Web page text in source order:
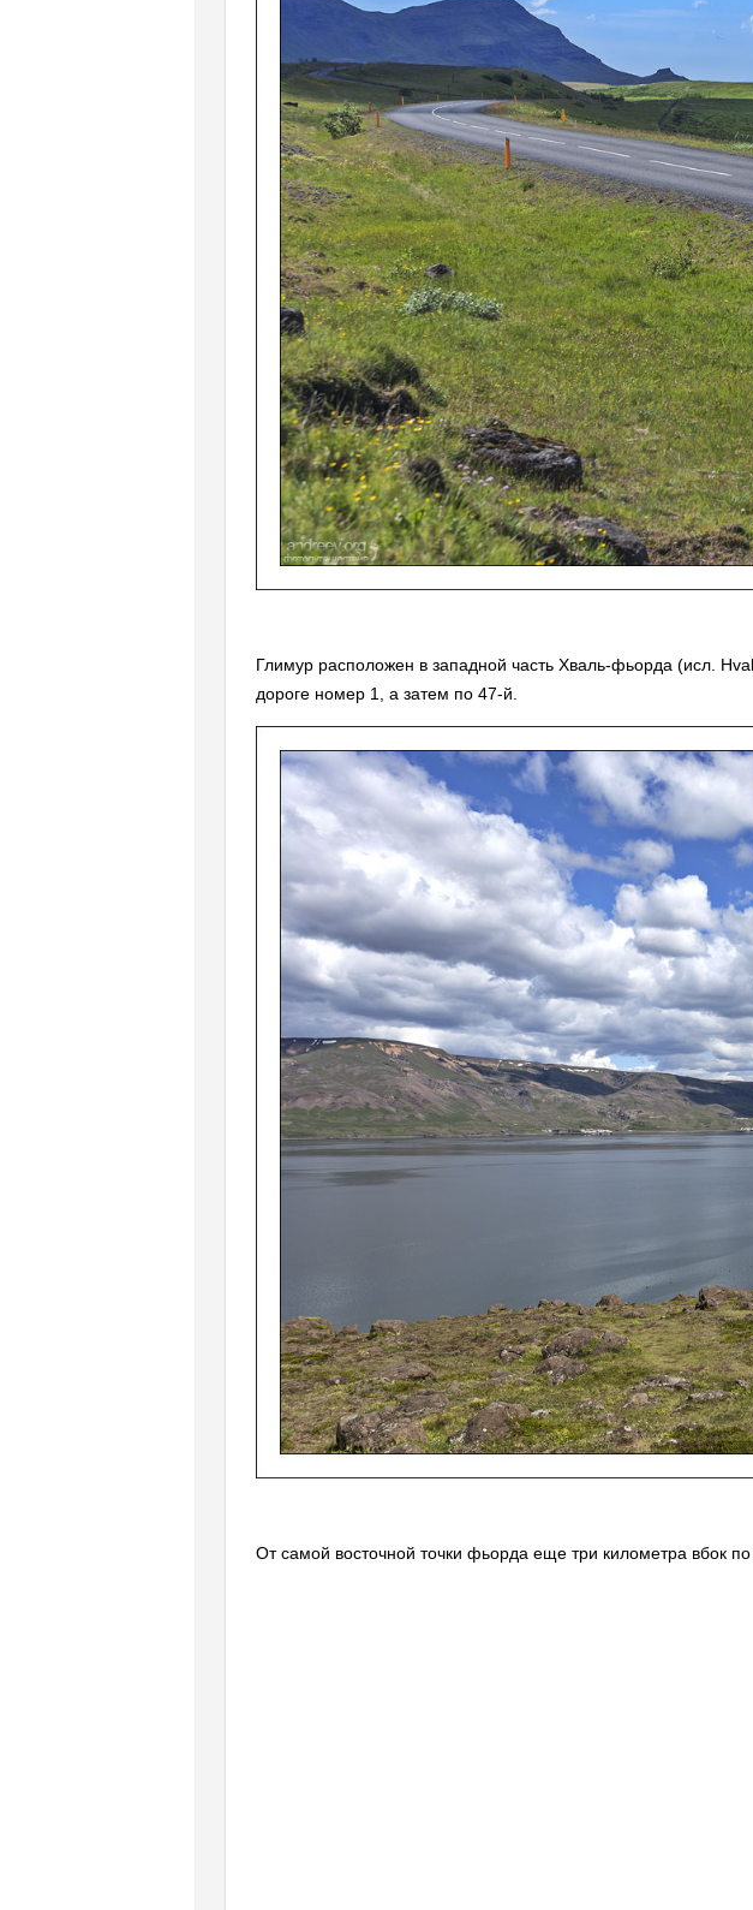
Глимур расположен в западной часть Хваль-фьорда (исл.
дороге номер 1, а затем по 47-й.
От самой восточной точки фьорда еще три километра вбок